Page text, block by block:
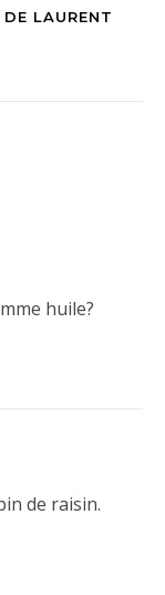
LAURENT
huile?
de raisin.